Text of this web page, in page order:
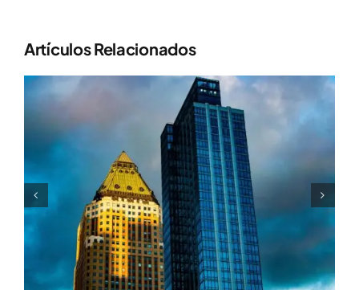
Artículos Relacionados
Cómo Maximizar El Valor En
Operaciones De Compra Y
Venta De Empresas